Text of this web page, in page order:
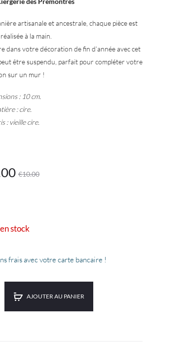
artisanale et ancestrale, chaque pièce est
à la main.
votre décoration de fin d’année avec cet
être suspendu, parfait pour compléter votre
sur un mur !
: 10 cm.
: cire.
: vieille cire.
€10.00
Le
stock
frais avec votre carte bancaire !
AJOUTER AU PANIER